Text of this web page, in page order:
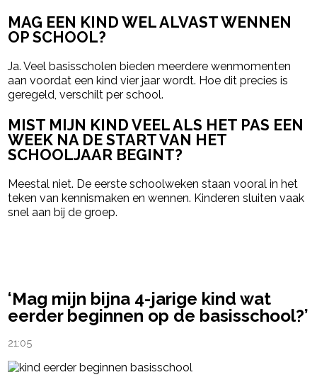
MAG EEN KIND WEL ALVAST WENNEN
OP SCHOOL?
Ja. Veel basisscholen bieden meerdere wenmomenten
aan voordat een kind vier jaar wordt. Hoe dit precies is
geregeld, verschilt per school.
MIST MIJN KIND VEEL ALS HET PAS EEN
WEEK NA DE START VAN HET
SCHOOLJAAR BEGINT?
Meestal niet. De eerste schoolweken staan vooral in het
teken van kennismaken en wennen. Kinderen sluiten vaak
snel aan bij de groep.
‘Mag mijn bijna 4-jarige kind wat
eerder beginnen op de basisschool?’
21:05